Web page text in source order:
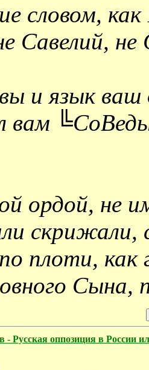
словом, как
Савелий,
и язык ваш
вам
ордой, не
плоти,
Сына,
Русская оппозиция в России